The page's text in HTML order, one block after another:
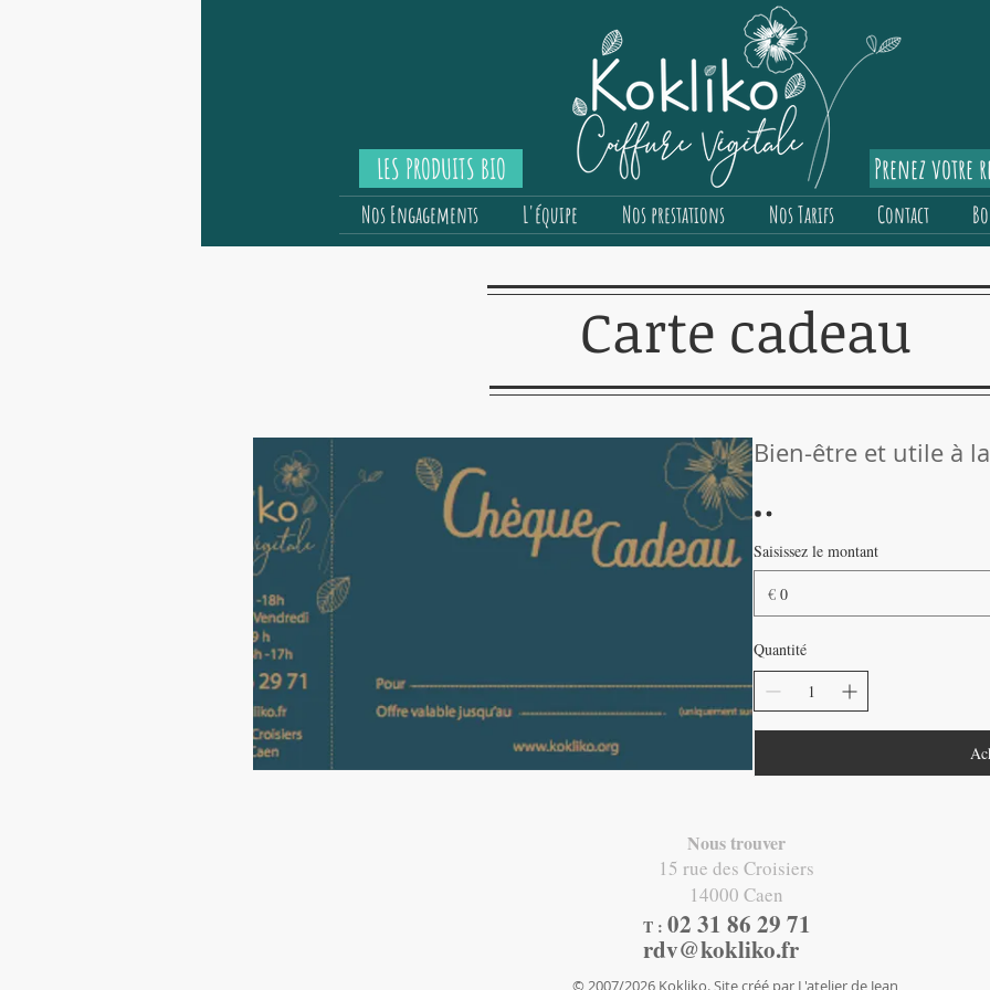
LES PRODUITS BIO Prenez votre
Nos Engagements L'équipe Nos prestations Nos Tarifs Contact
Carte cadeau
Bien-être et utile à
Saisissez le montant
€
Quantité
Nous trouver
15 rue des Croisiers
14000 Caen
T : 02 31 86 29 71​
rdv@kokliko.fr
© 2007/2026 Kokliko. Site créé par L'atelier de Jean